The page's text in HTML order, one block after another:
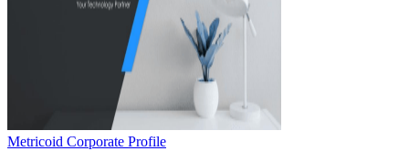
Metricoid Corporate Profile